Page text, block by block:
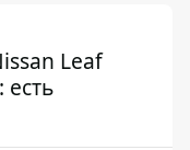
Leaf
есть